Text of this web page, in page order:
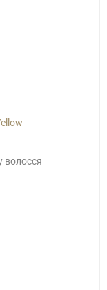
волосся